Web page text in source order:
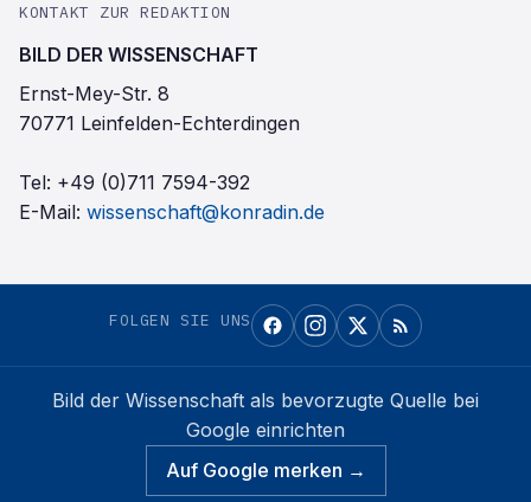
KONTAKT ZUR REDAKTION
BILD DER WISSENSCHAFT
Ernst-Mey-Str. 8
70771 Leinfelden-Echterdingen
Tel: +49 (0)711 7594-392
E-Mail: wissenschaft@konradin.de
FOLGEN SIE UNS
Bild der Wissenschaft als bevorzugte Quelle bei
Google einrichten
Auf Google merken →